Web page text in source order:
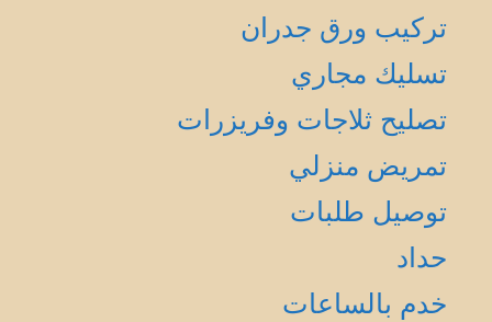
تركيب ورق جدران
تسليك مجاري
تصليح ثلاجات وفريزرات
تمريض منزلي
توصيل طلبات
حداد
خدم بالساعات